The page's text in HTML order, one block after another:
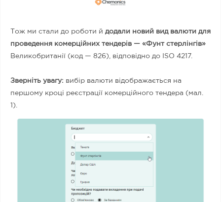
Тож ми стали до роботи й додали новий вид валюти для
проведення комерційних тендерів — «Фунт стерлінгів»
Великобританії (код — 826), відповідно до ISO 4217.
Зверніть увагу: вибір валюти відображається на
першому кроці реєстрації комерційного тендера (мал.
1).